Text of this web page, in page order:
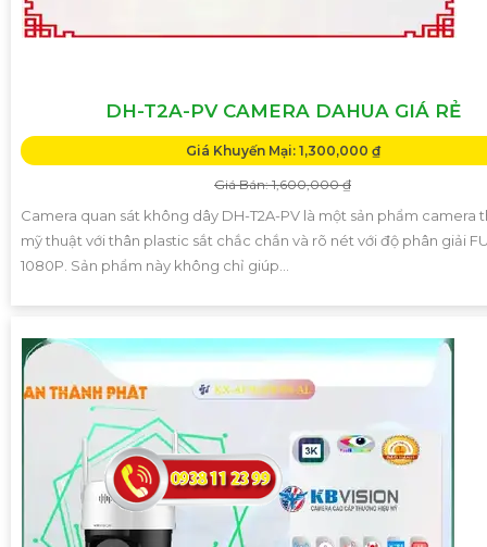
DH-T2A-PV CAMERA DAHUA GIÁ RẺ
Giá Khuyến Mại: 1,300,000 ₫
Giá Bán: 1,600,000 ₫
Camera quan sát không dây DH-T2A-PV là một sản phẩm camera
mỹ thuật với thân plastic sắt chắc chắn và rõ nét với độ phân giải
1080P. Sản phẩm này không chỉ giúp...